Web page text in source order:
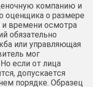
компанию и
оценщика о размере
и времени осмотра
обязательно
или управляющая
мог
если от лица
допускается
порядке. Образец